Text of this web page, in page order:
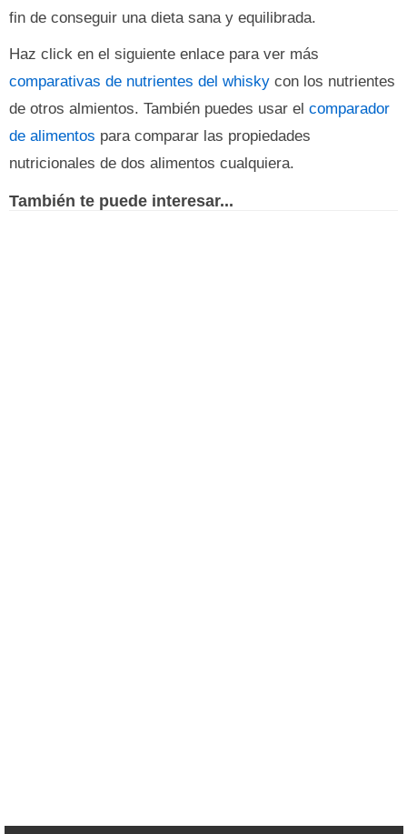
fin de conseguir una dieta sana y equilibrada.
Haz click en el siguiente enlace para ver más
comparativas de nutrientes del whisky con los nutrientes
de otros almientos. También puedes usar el comparador
de alimentos para comparar las propiedades
nutricionales de dos alimentos cualquiera.
También te puede interesar...